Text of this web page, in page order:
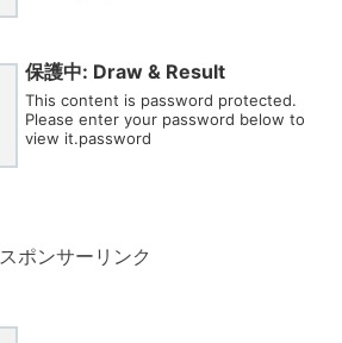
保護中: Draw & Result
This content is password protected.
Please enter your password below to
view it.password
スポンサーリンク